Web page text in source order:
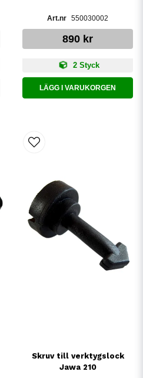
550030002
890 kr
2 Styck
LÄGG I VARUKORGEN
Skruv till verktygslock
Jawa 210